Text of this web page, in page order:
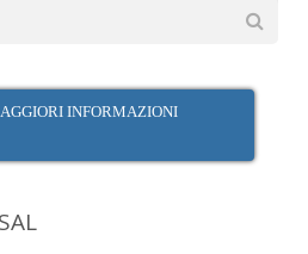
INFORMAZIONI